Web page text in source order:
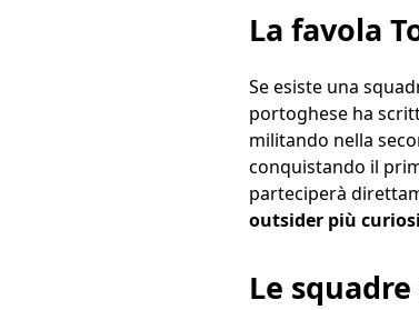
La favola
Se esiste una
portoghese ha
militando nella
conquistando il
parteciperà
outsider più
Le